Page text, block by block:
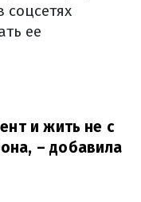
соцсетях
ее
и жить не с
– добавила